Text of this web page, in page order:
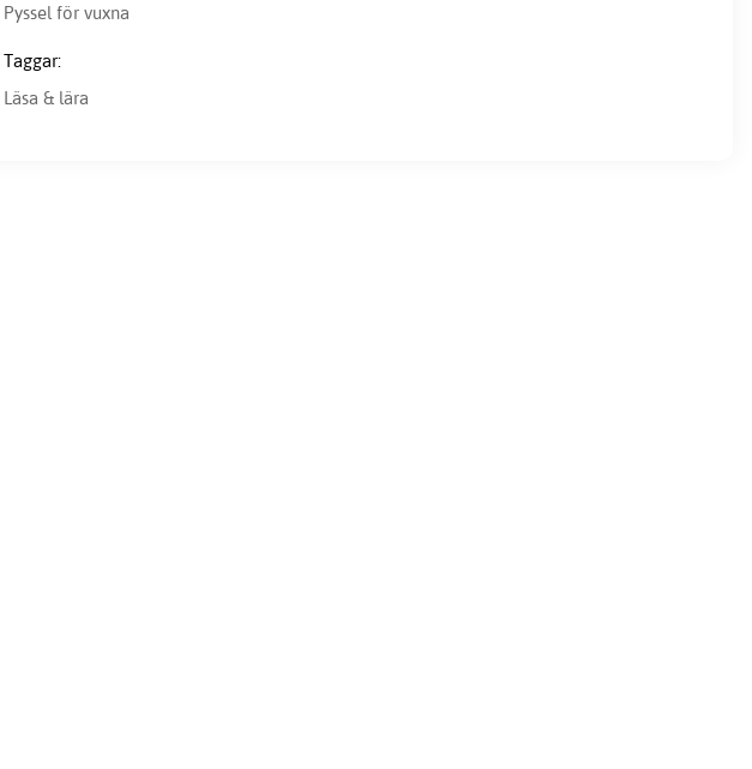
Pyssel för vuxna
Taggar:
Läsa & lära